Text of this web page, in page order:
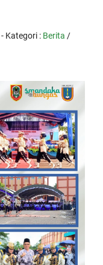
- Kategori : Berita /